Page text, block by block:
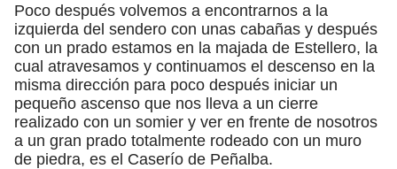
Poco después volvemos a encontrarnos a la
izquierda del sendero con unas cabañas y después
con un prado estamos en la majada de Estellero, la
cual atravesamos y continuamos el descenso en la
misma dirección para poco después iniciar un
pequeño ascenso que nos lleva a un cierre
realizado con un somier y ver en frente de nosotros
a un gran prado totalmente rodeado con un muro
de piedra, es el Caserío de Peñalba.